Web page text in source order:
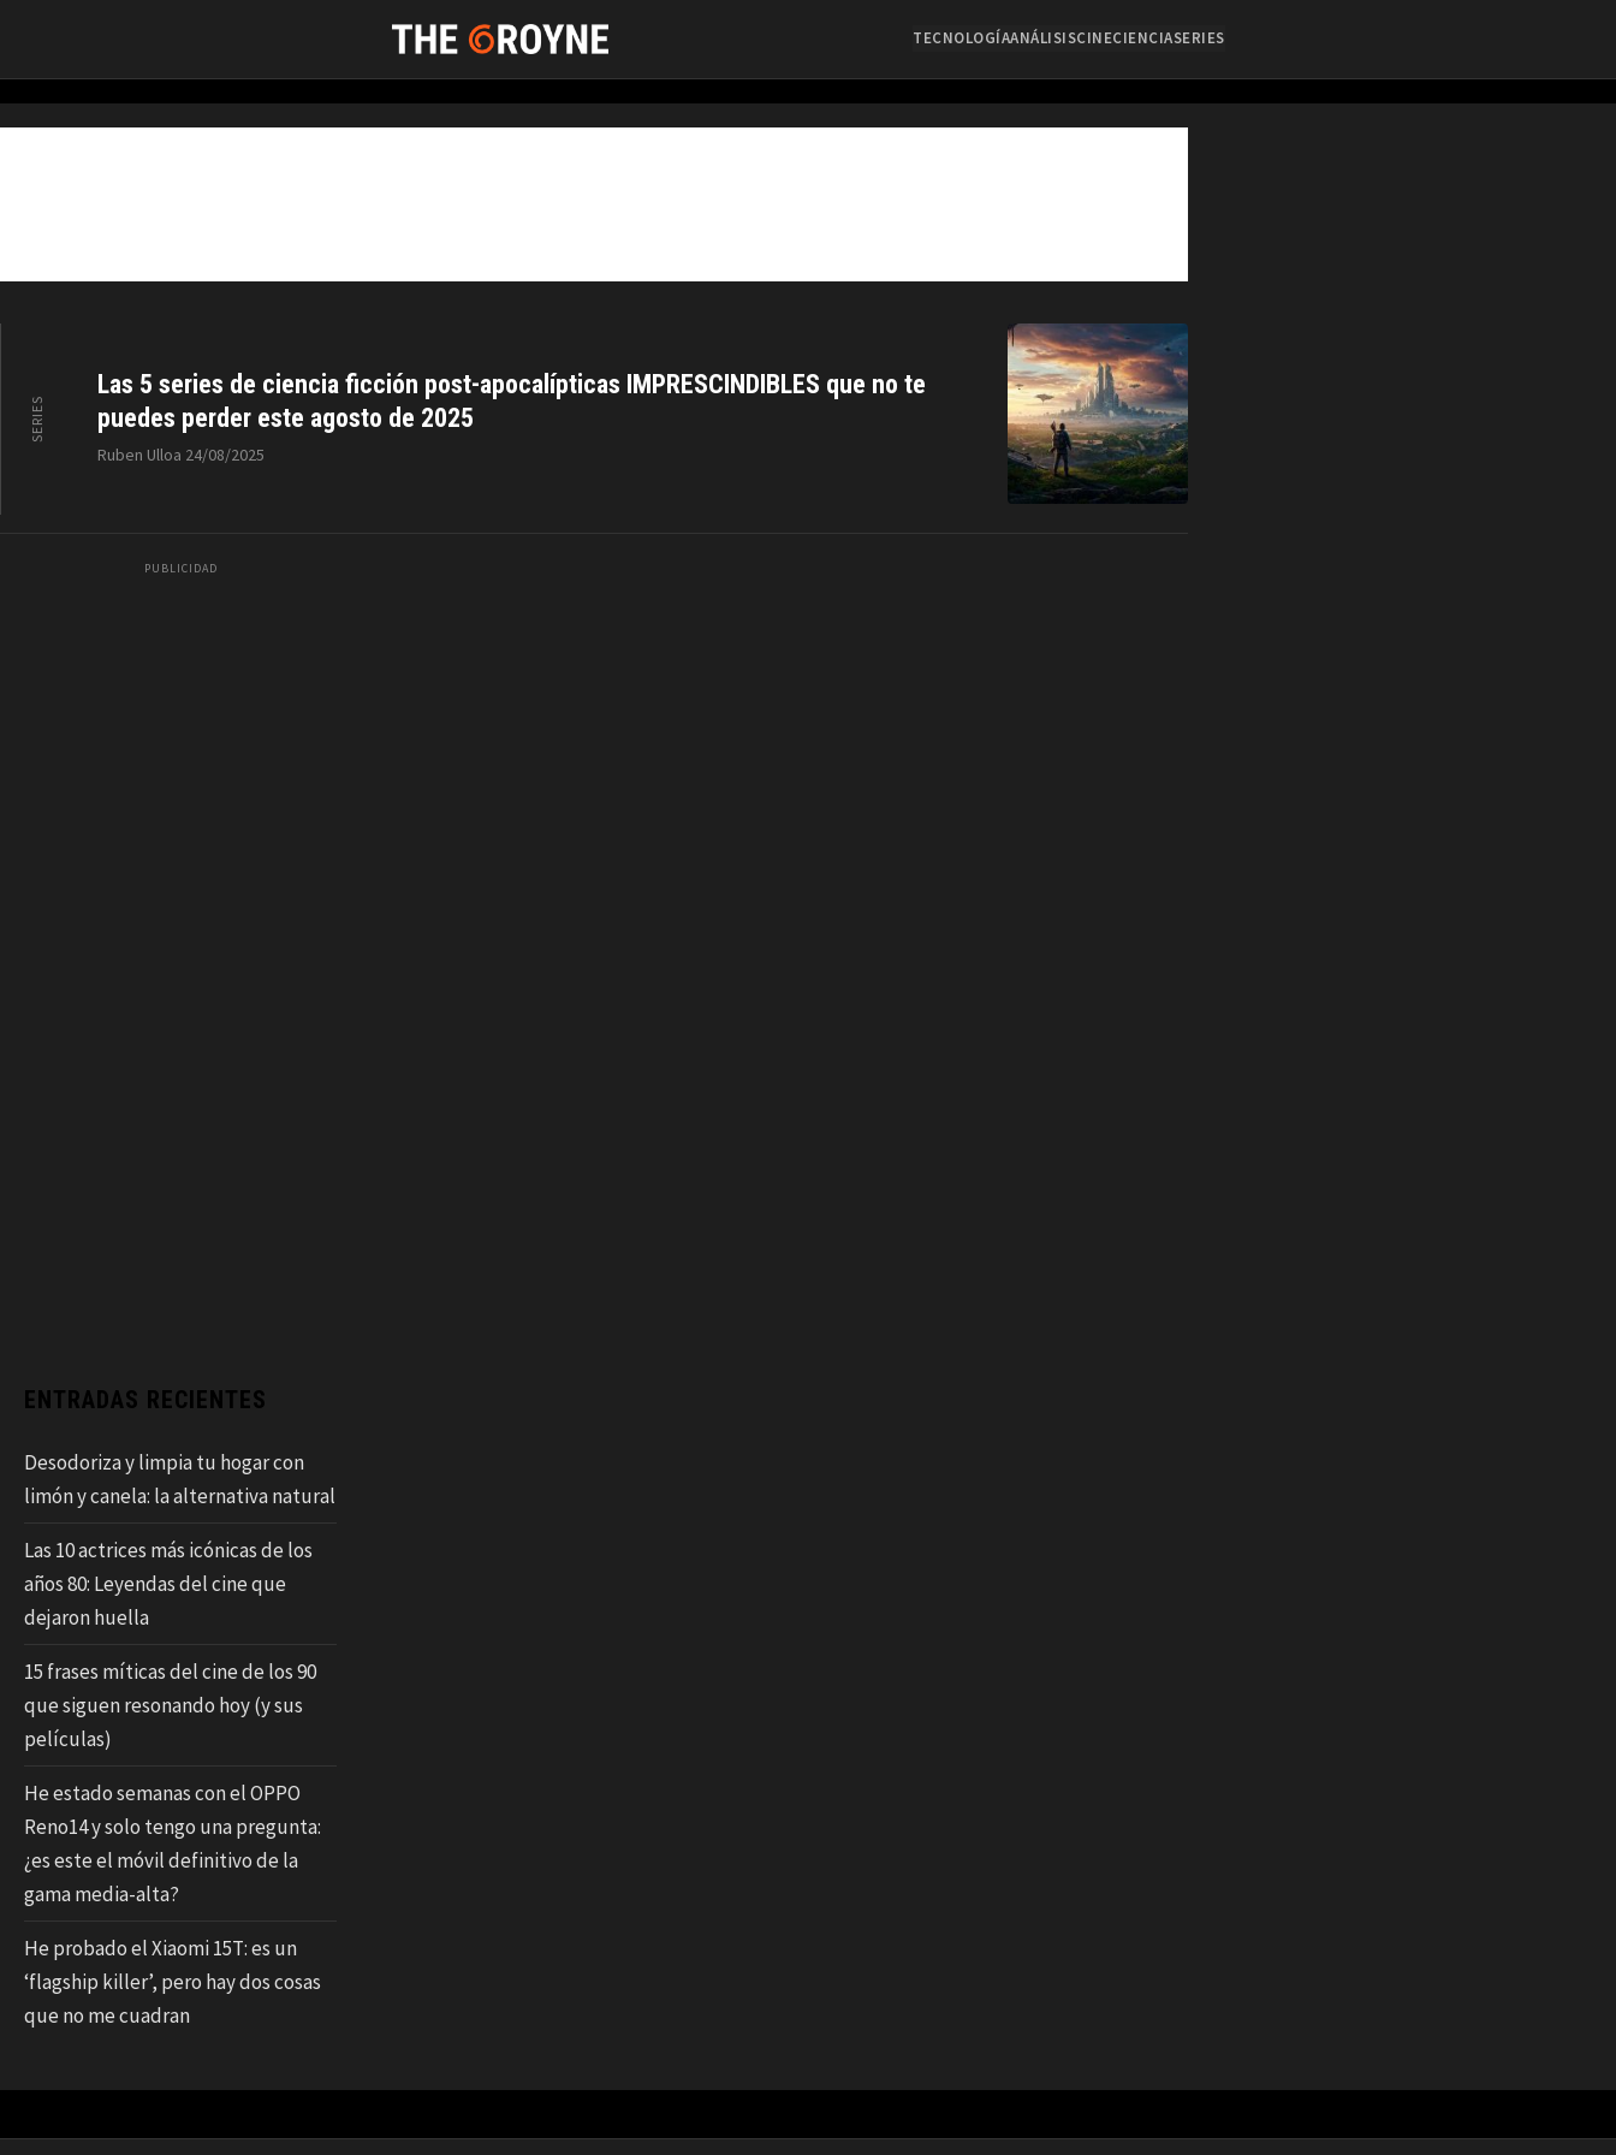
TECNOLOGÍAANÁLISISCINECIENCIASERIES
SERIES
Las 5 series de ciencia ficción post-apocalípticas IMPRESCINDIBLES que no te
puedes perder este agosto de 2025
Ruben Ulloa 24/08/2025
PUBLICIDAD
ENTRADAS RECIENTES
Desodoriza y limpia tu hogar con
limón y canela: la alternativa natural
Las 10 actrices más icónicas de los
años 80: Leyendas del cine que
dejaron huella
15 frases míticas del cine de los 90
que siguen resonando hoy (y sus
películas)
He estado semanas con el OPPO
Reno14 y solo tengo una pregunta:
¿es este el móvil definitivo de la
gama media-alta?
He probado el Xiaomi 15T: es un
‘flagship killer’, pero hay dos cosas
que no me cuadran